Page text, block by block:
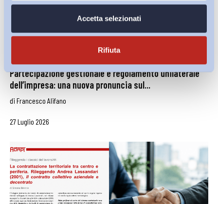
Accetta selezionati
Rifiuta
Partecipazione gestionale e regolamento unilaterale
dell’impresa: una nuova pronuncia sul...
di Francesco Alifano
27 Luglio 2026